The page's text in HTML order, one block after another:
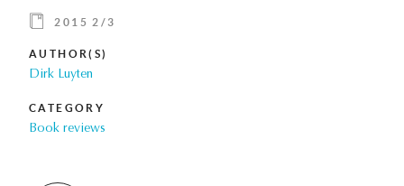
2015 2/3
AUTHOR(S)
Dirk Luyten
CATEGORY
Book reviews